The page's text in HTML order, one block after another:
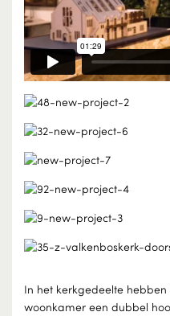
In het kerkgedeelte
woonkamer een dubbel